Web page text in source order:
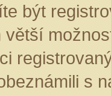
být
s